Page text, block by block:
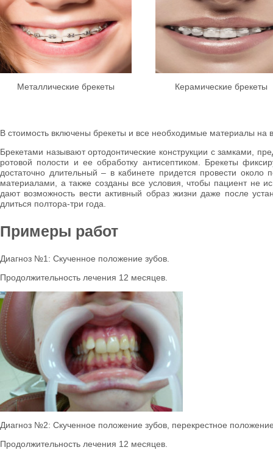
Металлические брекеты Керамические брекеты
В стоимость включены брекеты и все необходимые материалы на
Брекетами называют ортодонтические конструкции с замками,
ротовой полости и ее обработку антисептиком. Брекеты
достаточно длительный – в кабинете придется провести около
материалами, а также созданы все условия, чтобы пациент не
дают возможность вести активный образ жизни даже после
длиться полтора-три года.
Примеры работ
Диагноз №1: Скученное положение зубов.
Продолжительность лечения 12 месяцев.
Диагноз №2: Скученное положение зубов, перекрестное
Продолжительность лечения 12 месяцев.